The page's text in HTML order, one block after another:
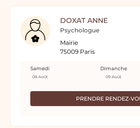
DOXAT ANNE
Psychologue
Mairie
75009 Paris
PRENDRE RENDEZ-
Samedi
08 Août
Dimanche
09 Août